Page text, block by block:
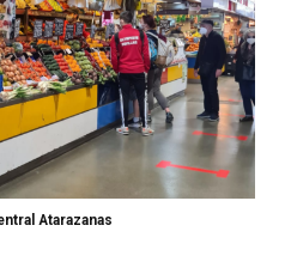
Atarazanas